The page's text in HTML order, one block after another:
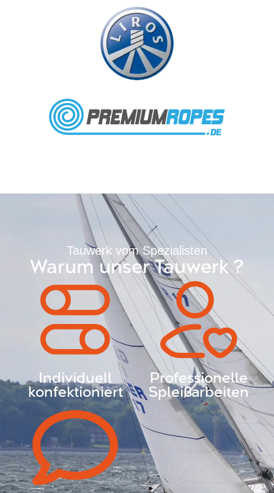
Tauwerk vom Spezialisten
Warum unser Tauwerk ?
Individuell
konfektioniert
Professionelle
Spleißarbeiten